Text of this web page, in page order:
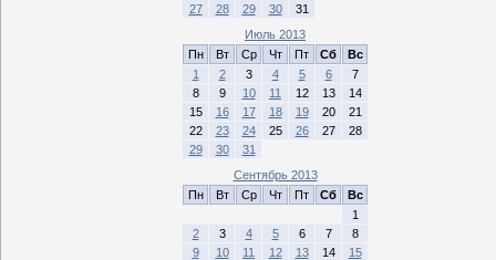
27
28 29 30
31
Июль 2013
Пн
Вт Ср Чт Пт Сб
Вс
1
2 3 4 5 6
7
8
9 10 11 12 13
14
15
16 17 18 19 20
21
22
23 24 25 26 27
28
29
30
31
Сентябрь 2013
Пн
Вт Ср Чт Пт Сб
Вс
1
2
3 4 5 6 7
8
9
10 11 12 13 14
15